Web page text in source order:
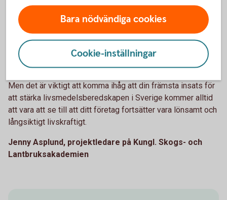
handla om att investera i förnybar energi och batterilagring,
bygga system för recirkulering av vatten eller
värmeåtervinning från ventilation, mjölkkylning eller
biogasproduktion. Andra lösningar kan vara att investera i
teknik för precisionsodling för att optimera gödsling och
användningen av växtskydd.
Men det är viktigt att komma ihåg att din främsta insats för
att stärka livsmedelsberedskapen i Sverige kommer alltid
att vara att se till att ditt företag fortsätter vara lönsamt och
långsiktigt livskraftigt.
Jenny Asplund, projektledare på Kungl. Skogs- och
Lantbruksakademien
Bara nödvändiga cookies
Cookie-inställningar